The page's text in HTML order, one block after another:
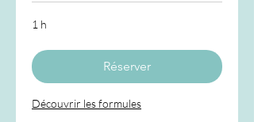
1 h
Réserver
Découvrir les formules